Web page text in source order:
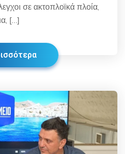
σε ακτοπλοϊκά πλοία,
[…]